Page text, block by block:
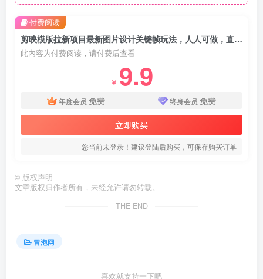
剪映模版拉新项目最新图片设计关键帧玩法，人人可做，直接抄，月入1w+
此内容为付费阅读，请付费后查看
￥ 9.9
年度会员 免费 终身会员 免费
立即购买
您当前未登录！建议登陆后购买，可保存购买订单
付费阅读
© 版权声明
文章版权归作者所有，未经允许请勿转载。
THE END
冒泡网
喜欢就支持一下吧